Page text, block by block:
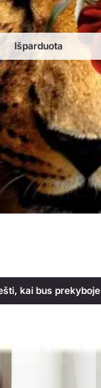
Išparduota
kai bus prekyboje